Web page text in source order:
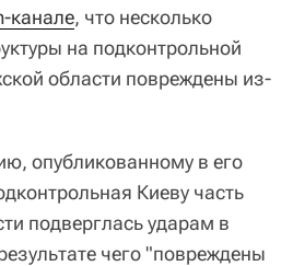
канале, что несколько
на подконтрольной
области повреждены из-
опубликованному в его
Киеву часть
подверглась ударам в
чего "повреждены